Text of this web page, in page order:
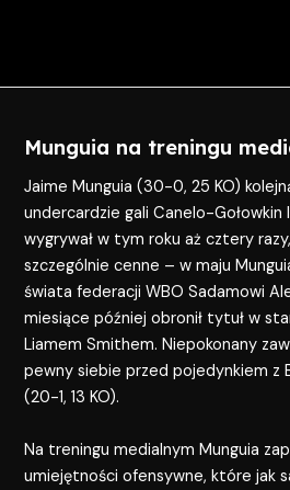
Munguia na treningu
Jaime Munguia (30-0, 25 KO)
undercardzie gali Canelo-Gołowkin
wygrywał w tym roku aż cztery
szczególnie cenne – w maju
świata federacji WBO Sadamowi
miesiące później obronił tytuł w
Liamem Smithem. Niepokonany
pewny siebie przed pojedynkiem z
(20-1, 13 KO).
Na treningu medialnym Munguia
umiejętności ofensywne, które jak